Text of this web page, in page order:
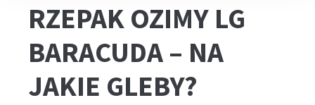
RZEPAK OZIMY LG
BARACUDA – NA
JAKIE GLEBY?